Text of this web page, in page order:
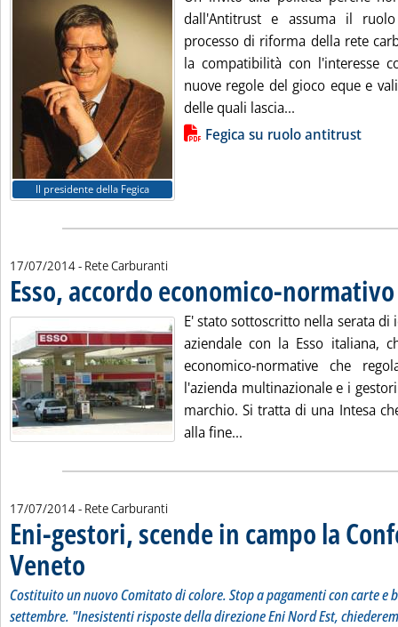
Il presidente della Fegica
dall'Antitrust e assuma il
processo di riforma della rete
la compatibilità con l'interesse
nuove regole del gioco eque e
delle quali lascia...
Lista allegati PDF alla notiziaFegica su ruolo antitrust
17/07/2014- Rete Carburanti
Esso, accordo economico-
E' stato sottoscritto nella serata di
aziendale con la Esso italiana,
economico-normative che
l'azienda multinazionale e i
marchio. Si tratta di una Intesa
alla fine...
17/07/2014- Rete Carburanti
Eni-gestori, scende in campo la
Veneto . Sottotitolo: Costituito un nuovo Comitato di colore. Stop a pagamenti
Costituito un nuovo Comitato di colore. Stop a pagamenti con carte e
settembre. "Inesistenti risposte della direzione Eni Nord Est,